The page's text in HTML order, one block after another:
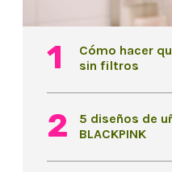
Cómo hacer
sin filtros
5 diseños de
BLACKPINK